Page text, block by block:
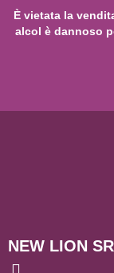
È vietata la
alcol è dannoso
NEW LION